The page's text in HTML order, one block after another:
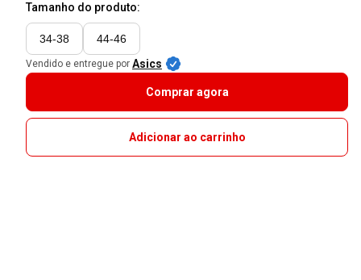
Tamanho do produto:
34-38 44-46
Vendido e entregue por Asics
Comprar agora
Adicionar ao carrinho